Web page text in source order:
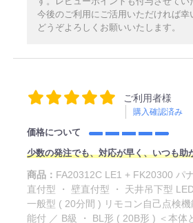
今後のご利用にご活用いただければ幸
どうぞよろしくお願いいたします。
ご利用者様
購入確認済み
価格について
少数の発注でも、対応が早く、いつも助
商品： FA20312C LE1 + FK20300 パ
直付型 ・ 壁直付型 ・ 天井吊下型
一般型 ( 20分間 ) リモコン自己点検
能付 ／ B級 ・ BL形 ( 20B形 ) ＜本体